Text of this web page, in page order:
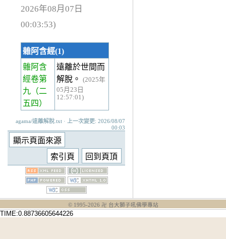
2026年08月07日
00:03:53)
雜阿含經(1)
雜阿含
經卷第
九 （二
五四）
遠離於世間而
解脫。
(2025年
05月23日
12:57:01)
agama/遠離解脫.txt · 上一次變更: 2026/08/07
00:03
© 1995-2026 卍 台大獅子吼佛學專站
TIME:0.88736605644226